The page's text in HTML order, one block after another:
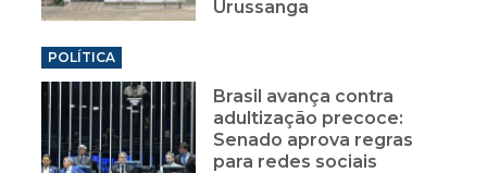
Urussanga
POLÍTICA
Brasil avança contra
adultização precoce:
Senado aprova regras
para redes sociais